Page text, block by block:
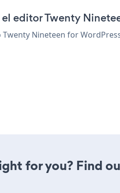
editor Twenty
Nineteen for
for you? Find